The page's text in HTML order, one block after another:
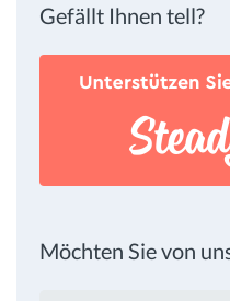
Gefällt Ihnen tell?
Möchten Sie von